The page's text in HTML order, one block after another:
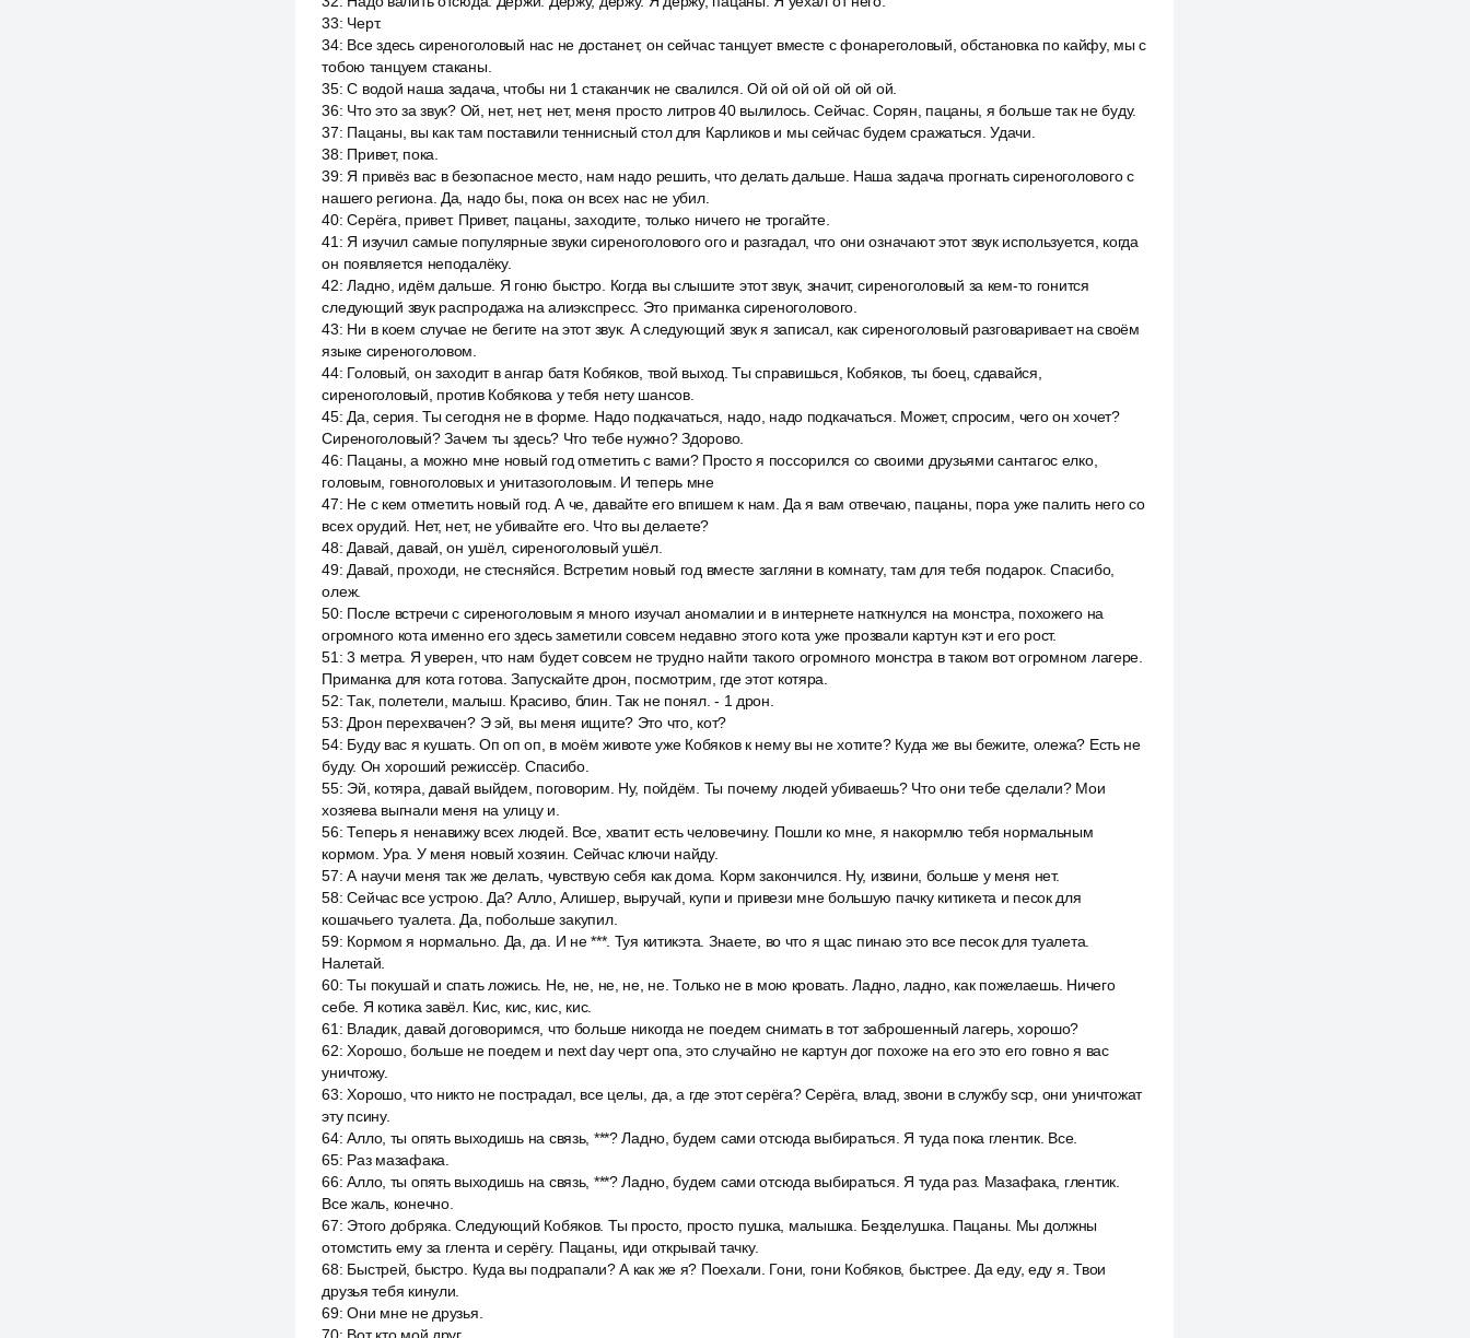
33: Черт.
34: Все здесь сиреноголовый нас не достанет, он сейчас танцует вместе с фонареголовый, обстановка по кайфу, мы с
тобою танцуем стаканы.
35:С водой наша задача, чтобы ни 1 стаканчик не свалился. Ой ой ой ой ой ой ой.
36: Что это за звук? Ой, нет, нет, нет, меня просто литров 40 вылилось. Сейчас. Сорян, пацаны, я больше так не буду.
37: Пацаны, вы как там поставили теннисный стол для Карликов и мы сейчас будем сражаться. Удачи.
38: Привет, пока.
39: Я привёз вас в безопасное место, нам надо решить, что делать дальше. Наша задача прогнать сиреноголового с
нашего региона. Да, надо бы, пока он всех нас не убил.
40:Серёга, привет. Привет, пацаны, заходите, только ничего не трогайте.
41 : Я изучил самые популярные звуки сиреноголового ого и разгадал, что они означают этот звук используется, когда
он появляется неподалёку.
42:Ладно, идём дальше. Я гоню быстро. Когда вы слышите этот звук, значит, сиреноголовый за кем-то гонится
следующий звук распродажа на алиэкспресс. Это приманка сиреноголового.
43: Ни в коем случае не бегите на этот звук. А следующий звук я записал, как сиреноголовый разговаривает на своём
языке сиреноголовом.
44: Головый, он заходит в ангар батя Кобяков, твой выход. Ты справишься, Кобяков, ты боец, сдавайся,
сиреноголовый, против Кобякова у тебя нету шансов.
45: Да, серия. Ты сегодня не в форме. Надо подкачаться, надо, надо подкачаться. Может, спросим, чего он хочет?
Сиреноголовый? Зачем ты здесь? Что тебе нужно? Здорово.
46: Пацаны, а можно мне новый год отметить с вами? Просто я поссорился со своими друзьями сантагос елко,
головым, говноголовых и унитазоголовым. И теперь мне
47: Не с кем отметить новый год. А че, давайте его впишем к нам. Да я вам отвечаю, пацаны, пора уже палить него со
всех орудий. Нет, нет, не убивайте его. Что вы делаете?
48: Давай, давай, он ушёл, сиреноголовый ушёл.
49: Давай, проходи, не стесняйся. Встретим новый год вместе загляни в комнату, там для тебя подарок. Спасибо,
олеж.
50: После встречи с сиреноголовым я много изучал аномалии и в интернете наткнулся на монстра, похожего на
огромного кота именно его здесь заметили совсем недавно этого кота уже прозвали картун кэт и его рост.
51 :3 метра. Я уверен, что нам будет совсем не трудно найти такого огромного монстра в таком вот огромном лагере.
Приманка для кота готова. Запускайте дрон, посмотрим, где этот котяра.
52:Так, полетели, малыш. Красиво, блин. Так не понял. - 1 дрон.
53: Дрон перехвачен? Э эй, вы меня ищите? Это что, кот?
54: Буду вас я кушать. Оп оп оп, в моём животе уже Кобяков к нему вы не хотите? Куда же вы бежите, олежа? Есть не
буду. Он хороший режиссёр. Спасибо.
55: Эй, котяра, давай выйдем, поговорим. Ну, пойдём. Ты почему людей убиваешь? Что они тебе сделали? Мои
хозяева выгнали меня на улицу и.
56:Теперь я ненавижу всех людей. Все, хватит есть человечину. Пошли ко мне, я накормлю тебя нормальным
кормом. Ура. У меня новый хозяин. Сейчас ключи найду.
57:А научи меня так же делать, чувствую себя как дома. Корм закончился. Ну, извини, больше у меня нет.
58:Сейчас все устрою. Да? Алло, Алишер, выручай, купи и привези мне большую пачку китикета и песок для
кошачьего туалета. Да, побольше закупил.
59: Кормом я нормально. Да, да. И не ***. Туя китикэта. Знаете, во что я щас пинаю это все песок для туалета.
Налетай.
60:Ты покушай и спать ложись. Не, не, не, не, не. Только не в мою кровать. Ладно, ладно, как пожелаешь. Ничего
себе. Я котика завёл. Кис, кис, кис, кис.
61 : Владик, давай договоримся, что больше никогда не поедем снимать в тот заброшенный лагерь, хорошо?
62:Хорошо, больше не поедем и next day черт опа, это случайно не картун дог похоже на его это его говно я вас
уничтожу.
63:Хорошо, что никто не пострадал, все целы, да, а где этот серёга? Серёга, влад, звони в службу scp, они уничтожат
эту псину.
64:Алло, ты опять выходишь на связь, ***? Ладно, будем сами отсюда выбираться. Я туда пока глентик. Все.
65: Раз мазафака.
66:Алло, ты опять выходишь на связь, ***? Ладно, будем сами отсюда выбираться. Я туда раз. Мазафака, глентик.
Все жаль, конечно.
67: Этого добряка. Следующий Кобяков. Ты просто, просто пушка, малышка. Безделушка. Пацаны. Мы должны
отомстить ему за глента и серёгу. Пацаны, иди открывай тачку.
68: Быстрей, быстро. Куда вы подрапали? А как же я? Поехали. Гони, гони Кобяков, быстрее. Да еду, еду я. Твои
друзья тебя кинули.
69:Они мне не друзья.